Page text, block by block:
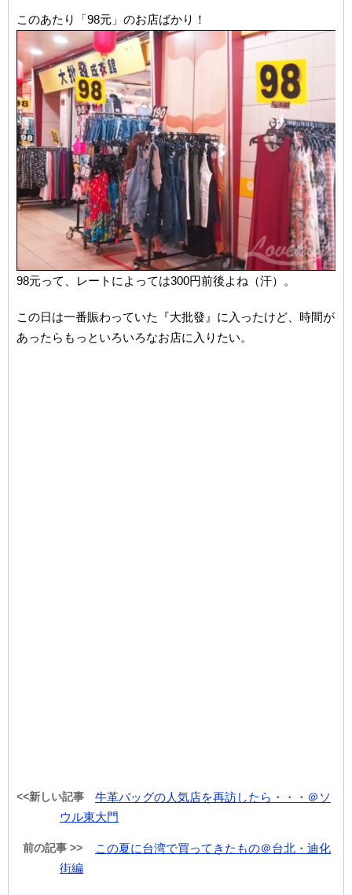
このあたり「98元」のお店ばかり！
98元って、レートによっては300円前後よね（汗）。
この日は一番賑わっていた『大批發』に入ったけど、時間が
あったらもっといろいろなお店に入りたい。
<<新しい記事
牛革バッグの人気店を再訪したら・・・＠ソ
ウル東大門
前の記事 >>
この夏に台湾で買ってきたもの＠台北・迪化
街編